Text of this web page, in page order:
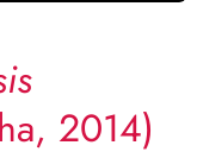
2014)